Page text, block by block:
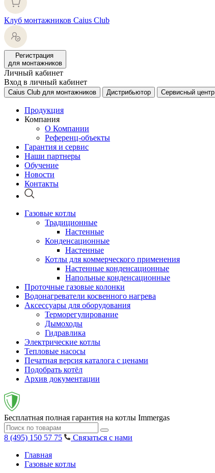
Клуб монтажников Caius Club
Регистрация
для монтажников
Личный кабинет
Вход в личный кабинет
Caius Club для монтажников Дистрибьютор Сервисный центр
Продукция
Компания
О Компании
Референц-объекты
Гарантия и сервис
Наши партнеры
Обучение
Новости
Контакты
Газовые котлы
Традиционные
Настенные
Конденсационные
Настенные
Котлы для коммерческого применения
Настенные конденсационные
Напольные конденсационные
Проточные газовые колонки
Водонагреватели косвенного нагрева
Аксессуары для оборудования
Терморегулирование
Дымоходы
Гидравлика
Электрические котлы
Тепловые насосы
Печатная версия каталога с ценами
Подобрать котёл
Архив документации
Бесплатная полная гарантия на котлы Immergas
8 (495) 150 57 75
Связаться с нами
Главная
Газовые котлы